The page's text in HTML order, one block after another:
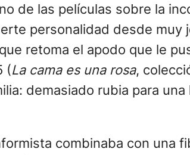
de las películas sobre la
personalidad desde
retoma el apodo que le
(La cama es una rosa,
demasiado rubia para
combinaba con una